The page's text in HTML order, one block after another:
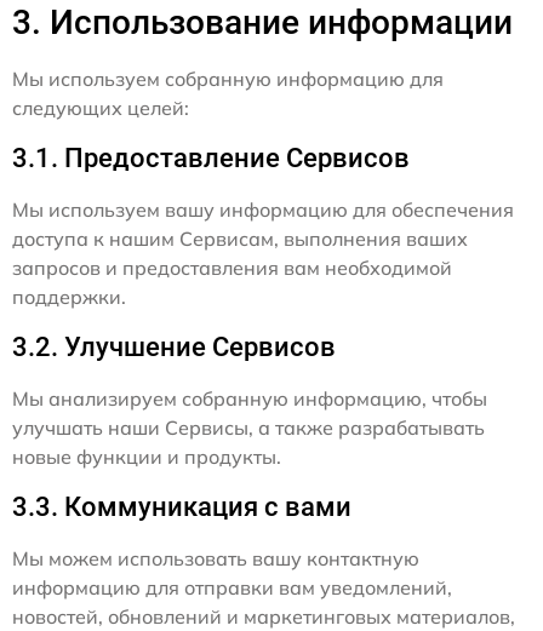
3. Использование информации
Мы используем собранную информацию для
следующих целей:
3.1. Предоставление Сервисов
Мы используем вашу информацию для обеспечения
доступа к нашим Сервисам, выполнения ваших
запросов и предоставления вам необходимой
поддержки.
3.2. Улучшение Сервисов
Мы анализируем собранную информацию, чтобы
улучшать наши Сервисы, а также разрабатывать
новые функции и продукты.
3.3. Коммуникация с вами
Мы можем использовать вашу контактную
информацию для отправки вам уведомлений,
новостей, обновлений и маркетинговых материалов,